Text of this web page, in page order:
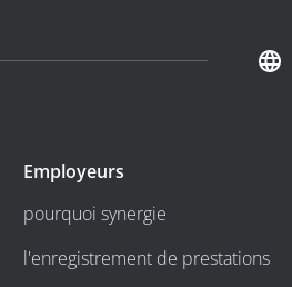
Employeurs
pourquoi synergie
l'enregistrement de prestations